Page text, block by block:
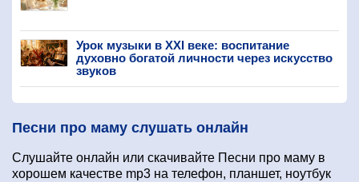
Урок музыки в XXI веке: воспитание
духовно богатой личности через искусство
звуков
Песни про маму слушать онлайн
Слушайте онлайн или скачивайте Песни про маму в
хорошем качестве mp3 на телефон, планшет, ноутбук